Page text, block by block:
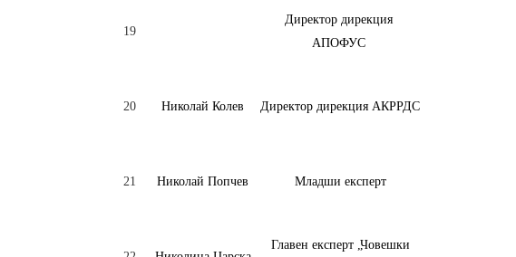
19
Директор дирекция
АПОФУС
20 Николай Колев Директор дирекция АКРРДС
21 Николай Попчев Младши експерт
Главен експерт „Човешки